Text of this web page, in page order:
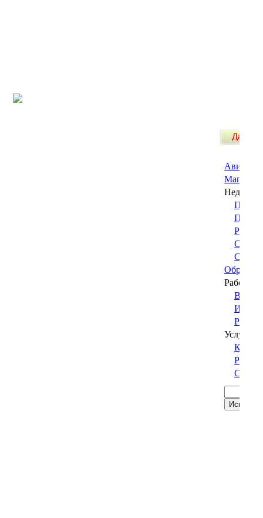
Разное
Сдаю
Сниму
Работа в
Ищу
Разное
Услуги
Разное